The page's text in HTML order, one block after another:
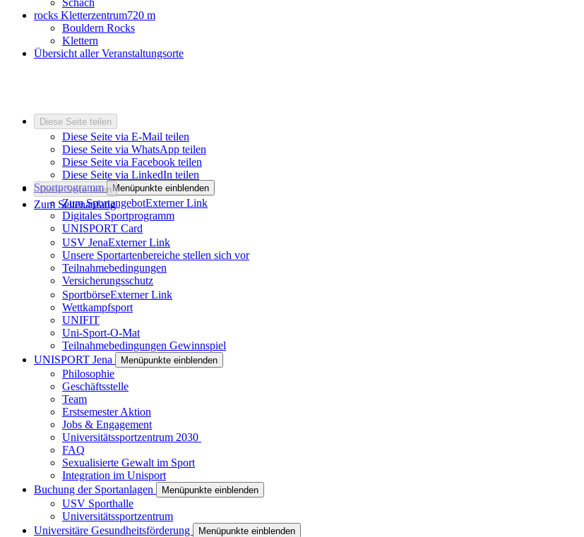
Schach
rocks Kletterzentrum720 m
Bouldern Rocks
Klettern
Übersicht aller Veranstaltungsorte
Diese Seite teilen
Diese Seite via E-Mail teilen
Diese Seite via WhatsApp teilen
Diese Seite via Facebook teilen
Diese Seite via LinkedIn teilen
Diese Seite teilen
Zum Seitenanfang
Sportprogramm Menüpunkte einblenden
Zum SportangebotExterner Link
Digitales Sportprogramm
UNISPORT Card
USV JenaExterner Link
Unsere Sportartenbereiche stellen sich vor
Teilnahmebedingungen
Versicherungsschutz
SportbörseExterner Link
Wettkampfsport
UNIFIT
Uni-Sport-O-Mat
Teilnahmebedingungen Gewinnspiel
UNISPORT Jena
Menüpunkte einblenden
Philosophie
Geschäftsstelle
Team
Erstsemester Aktion
Jobs & Engagement
Universitätssportzentrum 2030
FAQ
Sexualisierte Gewalt im Sport
Integration im Unisport
Buchung der Sportanlagen
Menüpunkte einblenden
USV Sporthalle
Universitätssportzentrum
Universitäre Gesundheitsförderung
Menüpunkte einblenden